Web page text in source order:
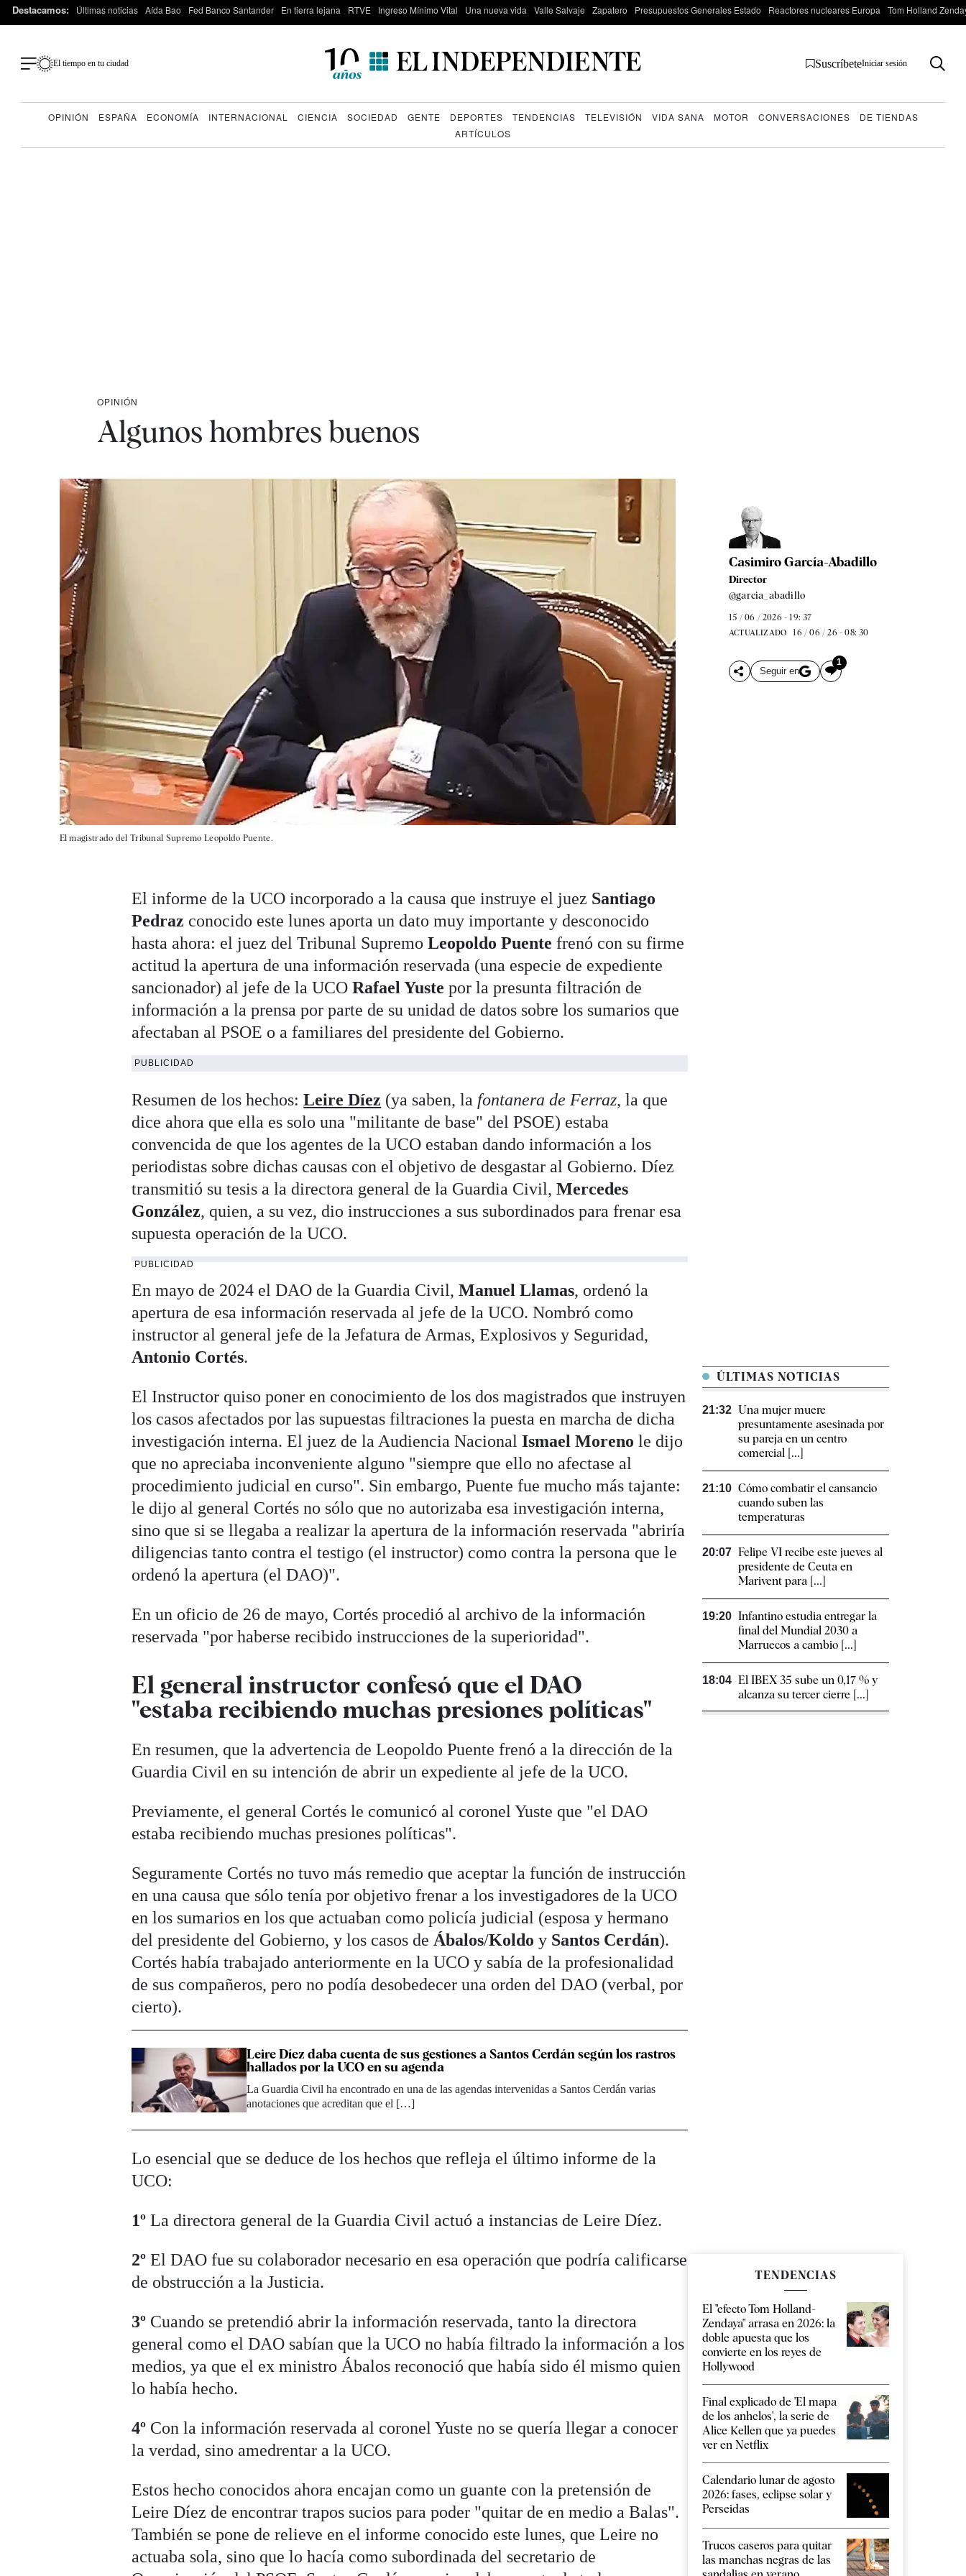
Destacamos: Últimas noticias Aída Bao Fed Banco Santander En tierra lejana RTVE Ingreso Mínimo Vital Una nueva vida Valle Salvaje Zapatero Presupuestos Generales Estado Reactores nucleares Europa Tom Holland
El tiempo en tu ciudad SuscríbeteIniciar sesión
OPINIÓN ESPAÑA ECONOMÍA INTERNACIONAL CIENCIA SOCIEDAD GENTE DEPORTES TENDENCIAS TELEVISIÓN VIDA SANA MOTOR CONVERSACIONES
DE TIENDAS
ARTÍCULOS
OPINIÓN
Algunos hombres buenos
El magistrado del Tribunal Supremo Leopoldo Puente.
Casimiro García-Abadillo
Director
@garcia_abadillo
15 / 06 / 2026 - 19: 37
ACTUALIZADO 16 / 06 / 26 - 08: 30
Seguir en
1
El informe de la UCO incorporado a la causa que instruye el juez Santiago
Pedraz conocido este lunes aporta un dato muy importante y desconocido
hasta ahora: el juez del Tribunal SupremoLeopoldo Puente frenó con su firme
actitud la apertura de una información reservada (una especie de expediente
sancionador) al jefe de la UCORafael Yuste por la presunta filtración de
información a la prensa por parte de su unidad de datos sobre los sumarios que
afectaban al PSOE o a familiares del presidente del Gobierno.
PUBLICIDAD
Resumen de los hechos:Leire Díez (ya saben, la fontanera de Ferraz, la que
dice ahora que ella es solo una "militante de base" del PSOE) estaba
convencida de que los agentes de la UCO estaban dando información a los
periodistas sobre dichas causas con el objetivo de desgastar al Gobierno. Díez
transmitió su tesis a la directora general de la Guardia Civil,Mercedes
González, quien, a su vez, dio instrucciones a sus subordinados para frenar esa
supuesta operación de la UCO.
PUBLICIDAD
En mayo de 2024 el DAO de la Guardia Civil,Manuel Llamas, ordenó la
apertura de esa información reservada al jefe de la UCO. Nombró como
instructor al general jefe de la Jefatura de Armas, Explosivos y Seguridad,
Antonio Cortés.
El Instructor quiso poner en conocimiento de los dos magistrados que instruyen
los casos afectados por las supuestas filtraciones la puesta en marcha de dicha
investigación interna. El juez de la Audiencia NacionalIsmael Moreno le dijo
que no apreciaba inconveniente alguno "siempre que ello no afectase al
procedimiento judicial en curso". Sin embargo, Puente fue mucho más tajante:
le dijo al general Cortés no sólo que no autorizaba esa investigación interna,
sino que si se llegaba a realizar la apertura de la información reservada "abriría
diligencias tanto contra el testigo (el instructor) como contra la persona que le
ordenó la apertura (el DAO)".
En un oficio de 26 de mayo, Cortés procedió al archivo de la información
reservada "por haberse recibido instrucciones de la superioridad".
El general instructor confesó que el DAO
"estaba recibiendo muchas presiones políticas"
En resumen, que la advertencia de Leopoldo Puente frenó a la dirección de la
Guardia Civil en su intención de abrir un expediente al jefe de la UCO.
Previamente, el general Cortés le comunicó al coronel Yuste que "el DAO
estaba recibiendo muchas presiones políticas".
Seguramente Cortés no tuvo más remedio que aceptar la función de instrucción
en una causa que sólo tenía por objetivo frenar a los investigadores de la UCO
en los sumarios en los que actuaban como policía judicial (esposa y hermano
del presidente del Gobierno, y los casos de Ábalos/Koldo y Santos Cerdán).
Cortés había trabajado anteriormente en la UCO y sabía de la profesionalidad
de sus compañeros, pero no podía desobedecer una orden del DAO (verbal, por
cierto).
Leire Díez daba cuenta de sus gestiones a Santos Cerdán según los rastros
hallados por la UCO en su agenda
La Guardia Civil ha encontrado en una de las agendas intervenidas a Santos Cerdán varias
anotaciones que acreditan que el […]
Lo esencial que se deduce de los hechos que refleja el último informe de la
UCO:
1º La directora general de la Guardia Civil actuó a instancias de Leire Díez.
2ºEl DAO fue su colaborador necesario en esa operación que podría calificarse
de obstrucción a la Justicia.
3º Cuando se pretendió abrir la información reservada, tanto la directora
general como el DAO sabían que la UCO no había filtrado la información a los
medios, ya que el ex ministro Ábalos reconoció que había sido él mismo quien
lo había hecho.
4º Con la información reservada al coronel Yuste no se quería llegar a conocer
la verdad, sino amedrentar a la UCO.
Estos hecho conocidos ahora encajan como un guante con la pretensión de
Leire Díez de encontrar trapos sucios para poder "quitar de en medio a Balas".
También se pone de relieve en el informe conocido este lunes, que Leire no
actuaba sola, sino que lo hacía como subordinada del secretario de
ÚLTIMAS NOTICIAS
21:32 Una mujer muere
presuntamente asesinada por
su pareja en un centro
comercial [...]
21:10 Cómo combatir el cansancio​
cuando suben las
temperaturas
20:07 Felipe VI recibe este jueves al
presidente de Ceuta en
Marivent para [...]
19:20 Infantino estudia entregar la
final del Mundial 2030 a
Marruecos a cambio [...]
18:04 El IBEX 35 sube un 0,17 % y
alcanza su tercer cierre [...]
TENDENCIAS
El "efecto Tom Holland-
Zendaya" arrasa en 2026: la
doble apuesta que los
convierte en los reyes de
Hollywood
Final explicado de 'El mapa
de los anhelos', la serie de
Alice Kellen que ya puedes
ver en Netflix
Calendario lunar de agosto
2026: fases, eclipse solar y
Perseidas
Trucos caseros para quitar
las manchas negras de las